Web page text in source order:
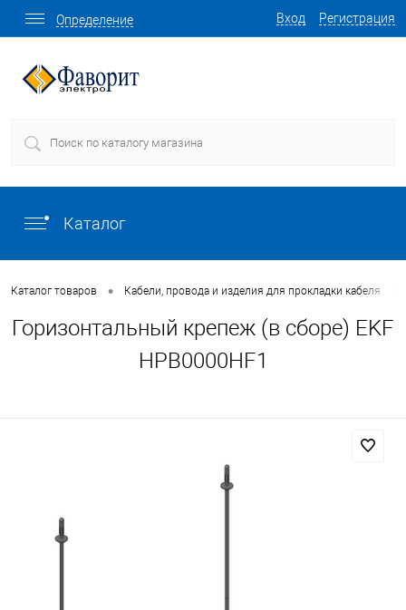
Вход Регистрация
Определение
Каталог
Каталог товаров • Кабели, провода и изделия для прокладки кабеля
Горизонтальный крепеж (в сборе) EKF
HPB0000HF1